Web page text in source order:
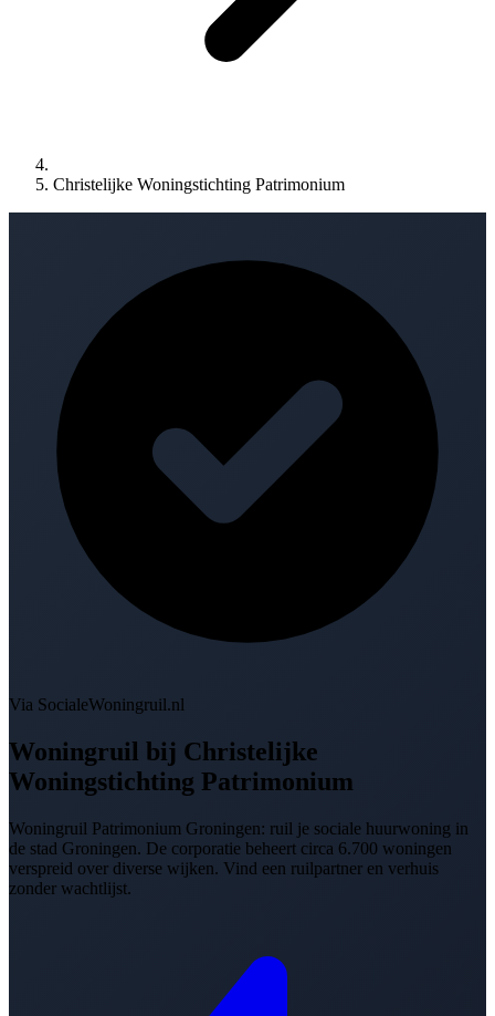
Christelijke Woningstichting Patrimonium
Via SocialeWoningruil.nl
Woningruil bij Christelijke
Woningstichting Patrimonium
Woningruil Patrimonium Groningen: ruil je sociale huurwoning in
de stad Groningen. De corporatie beheert circa 6.700 woningen
verspreid over diverse wijken. Vind een ruilpartner en verhuis
zonder wachtlijst.